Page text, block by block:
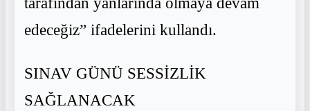
edeceğiz” ifadelerini kullandı.
SINAV GÜNÜ SESSİZLİK
SAĞLANACAK